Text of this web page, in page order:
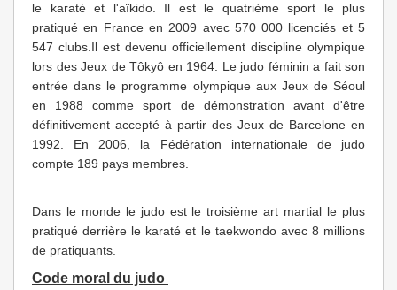
le karaté et l'aïkido. Il est le quatrième sport le plus
pratiqué en France en 2009 avec 570 000 licenciés et 5
547 clubs.Il est devenu officiellement discipline olympique
lors des Jeux de Tôkyô en 1964. Le judo féminin a fait son
entrée dans le programme olympique aux Jeux de Séoul
en 1988 comme sport de démonstration avant d'être
définitivement accepté à partir des Jeux de Barcelone en
1992. En 2006, la Fédération internationale de judo
compte 189 pays membres.
Dans le monde le judo est le troisième art martial le plus
pratiqué derrière le karaté et le taekwondo avec 8 millions
de pratiquants.
Code moral du judo